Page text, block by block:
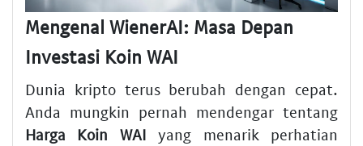
Mengenal WienerAI: Masa Depan
Investasi Koin WAI
Dunia kripto terus berubah dengan cepat.
Anda mungkin pernah mendengar tentang
Harga Koin WAI yang menarik perhatian